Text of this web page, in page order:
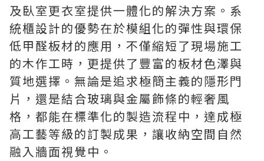
及臥室更衣室提供一體化的解決方案。系
統櫃設計的優勢在於模組化的彈性與環保
低甲醛板材的應用，不僅縮短了現場施工
的木作工時，更提供了豐富的板材色澤與
質地選擇。無論是追求極簡主義的隱形門
片，還是結合玻璃與金屬飾條的輕奢風
格，都能在標準化的製造流程中，達成極
高工藝等級的訂製成果，讓收納空間自然
融入牆面視覺中。